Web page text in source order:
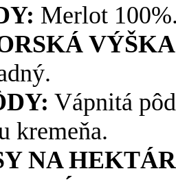
Merlot
Vápnitá
kremeňa.
NA